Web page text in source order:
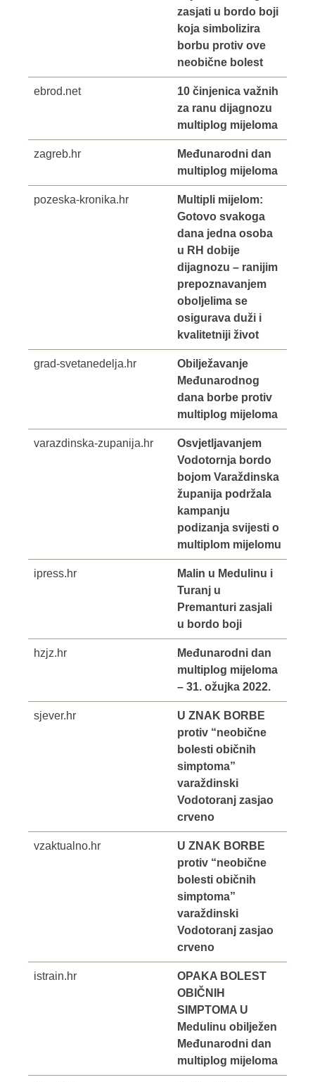
zasjati u bordo boji
koja simbolizira
borbu protiv ove
neobične bolest
ebrod.net
10 činjenica važnih
za ranu dijagnozu
multiplog mijeloma
zagreb.hr
Međunarodni dan
multiplog mijeloma
pozeska-kronika.hr
Multipli mijelom:
Gotovo svakoga
dana jedna osoba
u RH dobije
dijagnozu – ranijim
prepoznavanjem
oboljelima se
osigurava duži i
kvalitetniji život
grad-svetanedelja.hr
Obilježavanje
Međunarodnog
dana borbe protiv
multiplog mijeloma
varazdinska-zupanija.hr
Osvjetljavanjem
Vodotornja bordo
bojom Varaždinska
županija podržala
kampanju
podizanja svijesti o
multiplom mijelomu
ipress.hr
Malin u Medulinu i
Turanj u
Premanturi zasjali
u bordo boji
hzjz.hr
Međunarodni dan
multiplog mijeloma
– 31. ožujka 2022.
sjever.hr
U ZNAK BORBE
protiv “neobične
bolesti običnih
simptoma”
varaždinski
Vodotoranj zasjao
crveno
vzaktualno.hr
U ZNAK BORBE
protiv “neobične
bolesti običnih
simptoma”
varaždinski
Vodotoranj zasjao
crveno
istrain.hr
OPAKA BOLEST
OBIČNIH
SIMPTOMA U
Medulinu obilježen
Međunarodni dan
multiplog mijeloma